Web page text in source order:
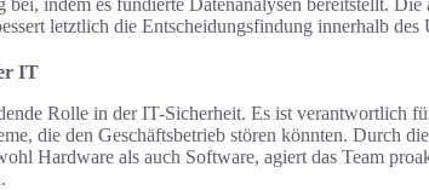
letztlich die Entscheidungsfindung innerhalb des
IT
Rolle in der IT-Sicherheit. Es ist verantwortlich
die den Geschäftsbetrieb stören könnten. Durch
Hardware als auch Software, agiert das Team